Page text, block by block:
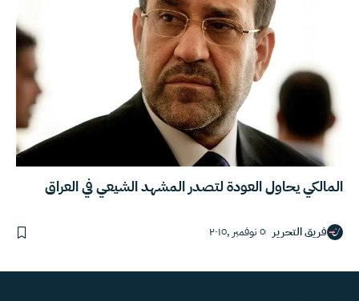
المالكي يحاول العودة لتصدر المشهد الشيعي في العراق
فريق التحرير ٥ نوفمبر ,٢٠١٥